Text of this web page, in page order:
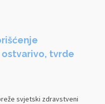
tvrde
svjetski zdravstveni